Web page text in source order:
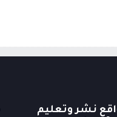
نشر وتعليم